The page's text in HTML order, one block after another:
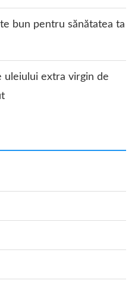
bun pentru sănătatea ta
uleiului extra virgin de